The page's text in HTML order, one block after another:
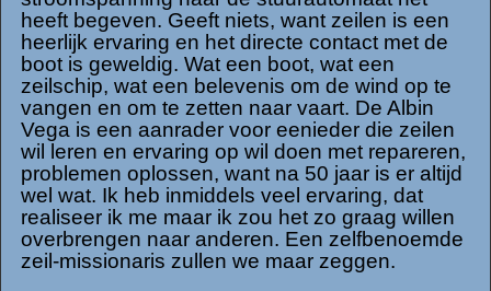
heeft begeven. Geeft niets, want zeilen is een
heerlijk ervaring en het directe contact met de
boot is geweldig. Wat een boot, wat een
zeilschip, wat een belevenis om de wind op te
vangen en om te zetten naar vaart. De Albin
Vega is een aanrader voor eenieder die zeilen
wil leren en ervaring op wil doen met repareren,
problemen oplossen, want na 50 jaar is er altijd
wel wat. Ik heb inmiddels veel ervaring, dat
realiseer ik me maar ik zou het zo graag willen
overbrengen naar anderen. Een zelfbenoemde
zeil-missionaris zullen we maar zeggen.